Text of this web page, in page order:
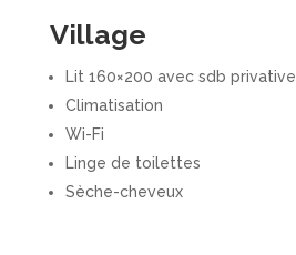
Village
Lit 160×200 avec sdb privative
Climatisation
Wi-Fi
Linge de toilettes
Sèche-cheveux